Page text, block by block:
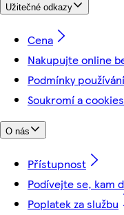
Užitečné odkazy
Cena
Nakupujte online
Podmínky používání
Soukromí a cookies
O nás
Přístupnost
Podívejte se, kam
Poplatek za službu